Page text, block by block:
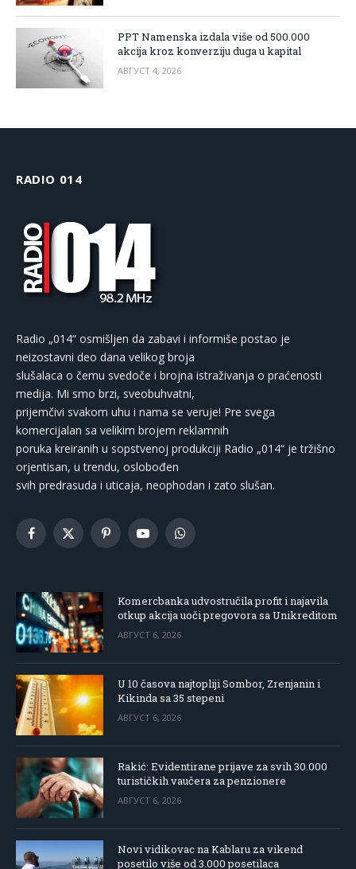
PPT Namenska izdala više od 500.000
akcija kroz konverziju duga u kapital
АВГУСТ 4, 2026
RADIO 014
Radio „014“ osmišljen da zabavi i informiše postao je
neizostavni deo dana velikog broja
slušalaca o čemu svedoče i brojna istraživanja o praćenosti
medija. Mi smo brzi, sveobuhvatni,
prijemčivi svakom uhu i nama se veruje! Pre svega
komercijalan sa velikim brojem reklamnih
poruka kreiranih u sopstvenoj produkciji Radio „014“ je tržišno
orjentisan, u trendu, oslobođen
svih predrasuda i uticaja, neophodan i zato slušan.
Facebook
X
PinterestYouTubeWhatsApp
Komercbanka udvostručila profit i najavila
otkup akcija uoči pregovora sa Unikreditom
АВГУСТ 6, 2026
U 10 časova najtopliji Sombor, Zrenjanin i
Kikinda sa 35 stepeni
АВГУСТ 6, 2026
Rakić: Evidentirane prijave za svih 30.000
turističkih vaučera za penzionere
АВГУСТ 6, 2026
Novi vidikovac na Kablaru za vikend
posetilo više od 3.000 posetilaca